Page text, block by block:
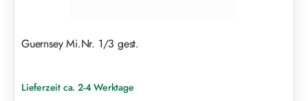
Guernsey Mi.Nr. 1/3 gest.
Lieferzeit ca. 2-4 Werktage